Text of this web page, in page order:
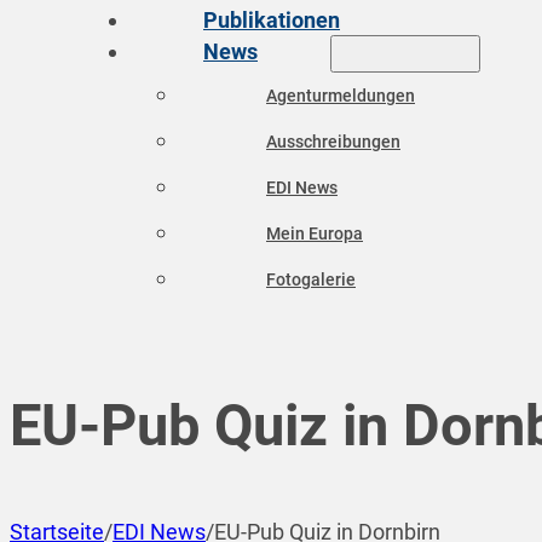
Publikationen
News
Agenturmeldungen
Ausschreibungen
EDI News
Mein Europa
Fotogalerie
EU-Pub Quiz in
Startseite/EDI News/EU-Pub Quiz in Dornbirn